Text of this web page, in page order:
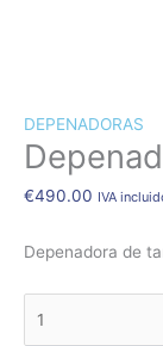
DEPENADORAS
€490.00 IVA
Depenadora de
Depenadora
de
Tambor
45